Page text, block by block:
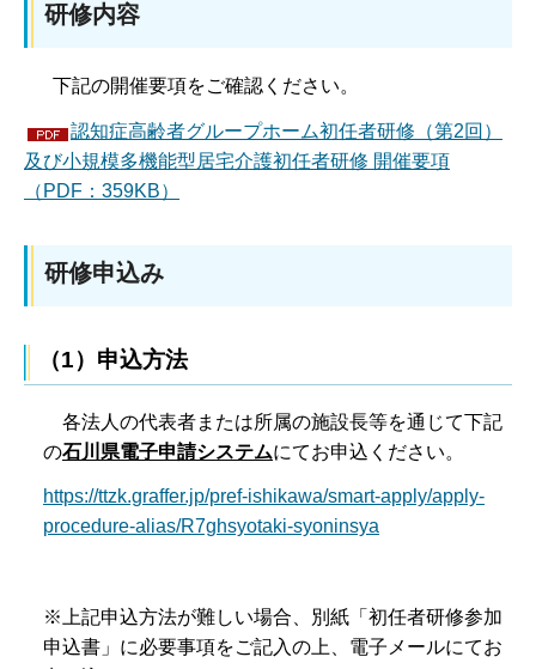
研修内容
下記の開催要項をご確認ください。
認知症高齢者グループホーム初任者研修（第2回）
及び小規模多機能型居宅介護初任者研修 開催要項
（PDF：359KB）
研修申込み
（1）申込方法
各法人の代表者または所属の施設長等を通じて下記
の石川県電子申請システムにてお申込ください。
https://ttzk.graffer.jp/pref-ishikawa/smart-apply/apply-
procedure-alias/R7ghsyotaki-syoninsya
※上記申込方法が難しい場合、別紙「初任者研修参加
申込書」に必要事項をご記入の上、電子メールにてお